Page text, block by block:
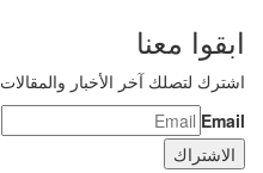
ابقوا معنا
اشترك لتصلك آخر الأخبار والمقالات
Email